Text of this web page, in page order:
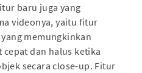
baru juga yang
videonya, yaitu fitur
memungkinkan
dan halus ketika
secara close-up. Fitur